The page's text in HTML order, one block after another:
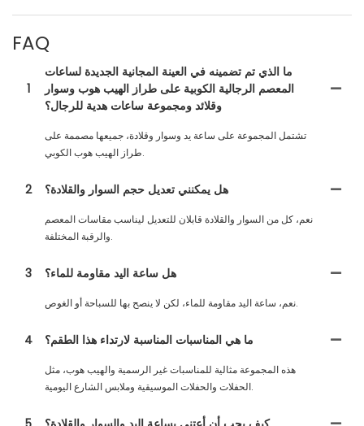
FAQ
1
ما الذي تم تضمينه في العينة المجانية الجديدة لساعات
المعصم الرجالية الكوبية على طراز الهيب هوب وسوار
وقلائد ومجموعة ساعات هدية للرجال؟
تشتمل المجموعة على ساعة يد وسوار وقلادة، جميعها مصممة على
طراز الهيب هوب الكوبي.
2 هل يمكنني تعديل حجم السوار والقلادة؟
نعم، كل من السوار والقلادة قابلان للتعديل ليناسب مقاسات المعصم
والرقبة المختلفة.
3 هل ساعة اليد مقاومة للماء؟
نعم، ساعة اليد مقاومة للماء، لكن لا ينصح بها للسباحة أو الغوص.
4 ما هي المناسبات المناسبة لارتداء هذا الطقم؟
هذه المجموعة مثالية للمناسبات غير الرسمية والهيب هوب، مثل
الحفلات والحفلات الموسيقية وملابس الشارع اليومية.